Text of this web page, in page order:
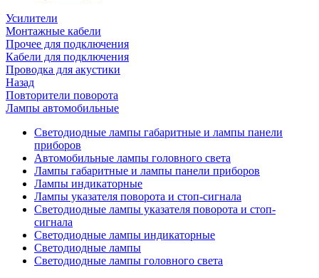
Усилители
Монтажные кабели
Прочее для подключения
Кабели для подключения
Проводка для акустики
Назад
Повторители поворота
Лампы автомобильные
Светодиодные лампы габаритные и лампы панели
приборов
Автомобильные лампы головного света
Лампы габаритные и лампы панели приборов
Лампы индикаторные
Лампы указателя поворота и стоп-сигнала
Светодиодные лампы указателя поворота и стоп-
сигнала
Светодиодные лампы индикаторные
Светодиодные лампы
Светодиодные лампы головного света